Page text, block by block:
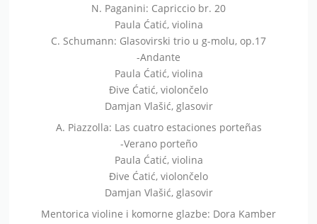
N. Paganini: Capriccio br. 20
Paula Ćatić, violina
C. Schumann: Glasovirski trio u g-molu, op.17
-Andante
Paula Ćatić, violina
Đive Ćatić, violončelo
Damjan Vlašić, glasovir
A. Piazzolla: Las cuatro estaciones porteñas
-Verano porteño
Paula Ćatić, violina
Đive Ćatić, violončelo
Damjan Vlašić, glasovir
Mentorica violine i komorne glazbe: Dora Kamber